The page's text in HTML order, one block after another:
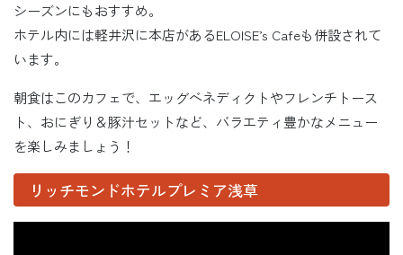
シーズンにもおすすめ。
ホテル内には軽井沢に本店があるELOISE’s Cafeも併設されて
います。
朝食はこのカフェで、エッグベネディクトやフレンチトース
ト、おにぎり＆豚汁セットなど、バラエティ豊かなメニュー
を楽しみましょう！
リッチモンドホテルプレミア浅草